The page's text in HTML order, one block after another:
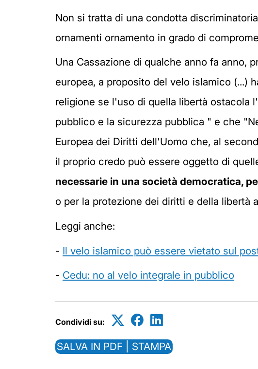
Non si tratta di una condotta
ornamenti ornamento in grado di
Una Cassazione di qualche anno fa anno,
europea, a proposito del velo islamico (...)
religione se l'uso di quella libertà ostacola
pubblico e la sicurezza pubblica " e che
Europea dei Diritti dell'Uomo che, al
il proprio credo può essere oggetto di
necessarie in una società democratica,
o per la protezione dei diritti e della libertà
Leggi anche:
- Il velo islamico può essere vietato sul
- Cedu: no al velo integrale in pubblico
Condividi su:
SALVA IN PDF | STAMPA